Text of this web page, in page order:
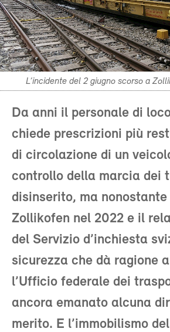
L’incidente del 2 giugno scorso a
Da anni il personale di
chiede prescrizioni più
di circolazione di un
controllo della marcia dei
disinserito, ma nonostante
Zollikofen nel 2022 e il
del Servizio d’inchiesta
sicurezza che dà ragione
l’Ufficio federale dei
ancora emanato alcuna
merito. E l’immobilismo